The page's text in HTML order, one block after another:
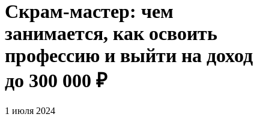
Скрам-мастер: чем
занимается, как освоить
профессию и выйти на доход
до 300 000 ₽
1 июля 2024